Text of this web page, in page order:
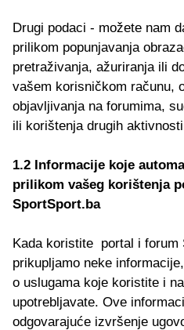
Drugi podaci - možete nam
prilikom popunjavanja
pretraživanja, ažuriranja ili
vašem korisničkom računu,
objavljivanja na forumima,
ili korištenja drugih
1.2 Informacije koje
prilikom vašeg korištenja
SportSport.ba
Kada koristite portal i forum
prikupljamo neke
o uslugama koje koristite i
upotrebljavate. Ove
odgovarajuće izvršenje